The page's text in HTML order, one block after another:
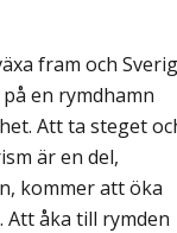
fram och
en rymdhamn
Att ta steget
är en del,
kommer att öka
Att åka till rymden